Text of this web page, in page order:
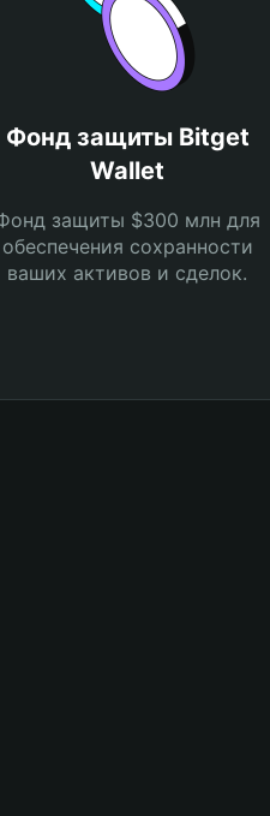
Фонд защиты Bitget
Wallet
защиты $300 млн для
обеспечения сохранности
ваших активов и сделок.